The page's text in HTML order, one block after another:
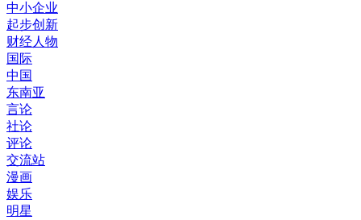
中小企业
起步创新
财经人物
国际
中国
东南亚
言论
社论
评论
交流站
漫画
娱乐
明星